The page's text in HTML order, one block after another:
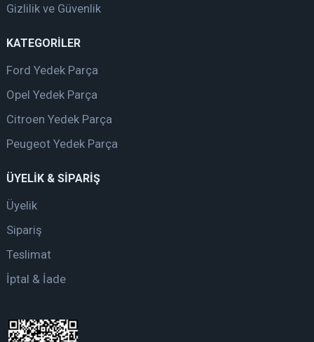
Gizlilik ve Güvenlik
KATEGORİLER
Ford Yedek Parça
Opel Yedek Parça
Citroen Yedek Parça
Peugeot Yedek Parça
ÜYELİK & SİPARİŞ
Üyelik
Sipariş
Teslimat
İptal & İade